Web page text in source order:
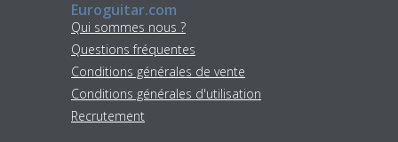
Euroguitar.com
Qui sommes nous ?
Questions fréquentes
Conditions générales de vente
Conditions générales d'utilisation
Recrutement